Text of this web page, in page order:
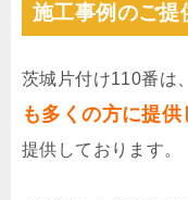
施工事例のご提
茨城片付け110番は、
も多くの方に提供
提供しております。